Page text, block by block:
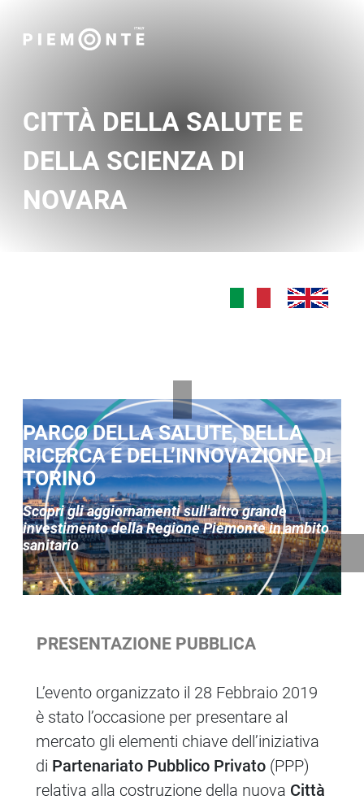
CITTÀ DELLA SALUTE E
DELLA SCIENZA DI
NOVARA
PRESENTAZIONE PUBBLICA
L’evento organizzato il 28 Febbraio 2019
è stato l’occasione per presentare al
mercato gli elementi chiave dell’iniziativa
di Partenariato Pubblico Privato (PPP)
relativa alla costruzione della nuova Città
PARCO DELLA SALUTE, DELLA
RICERCA E DELL’INNOVAZIONE DI
TORINO
Scopri gli aggiornamenti sull'altro grande
investimento della Regione Piemonte in ambito
sanitario